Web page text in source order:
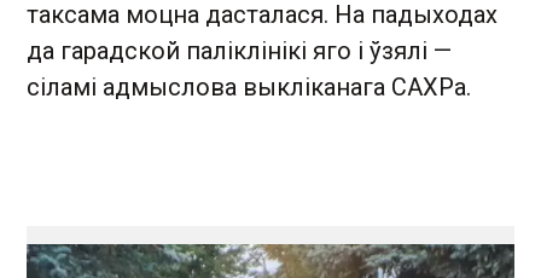
таксама моцна дасталася. На падыходах
да гарадской паліклінікі яго і ўзялі —
сіламі адмыслова выкліканага САХРа.